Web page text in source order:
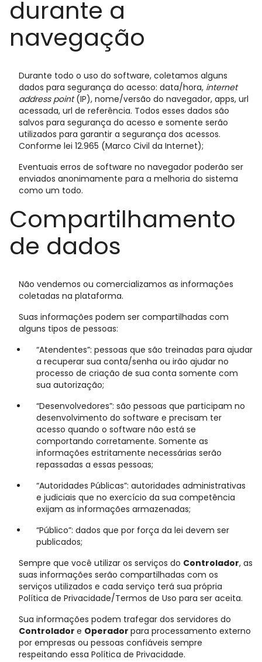
durante a
navegação
Durante todo o uso do software, coletamos alguns
dados para segurança do acesso: data/hora, internet
address point(IP), nome/versão do navegador, apps, url
acessada, url de referência. Todos esses dados são
salvos para segurança do acesso e somente serão
utilizados para garantir a segurança dos acessos.
Conforme lei 12.965 (Marco Civil da Internet);
Eventuais erros de software no navegador poderão ser
enviados anonimamente para a melhoria do sistema
como um todo.
Compartilhamento
de dados
Não vendemos ou comercializamos as informações
coletadas na plataforma.
Suas informações podem ser compartilhadas com
alguns tipos de pessoas:
“Atendentes”: pessoas que são treinadas para ajudar
a recuperar sua conta/senha ou irão ajudar no
processo de criação de sua conta somente com
sua autorização;
“Desenvolvedores”: são pessoas que participam no
desenvolvimento do software e precisam ter
acesso quando o software não está se
comportando corretamente. Somente as
informações estritamente necessárias serão
repassadas a essas pessoas;
“Autoridades Públicas”: autoridades administrativas
e judiciais que no exercício da sua competência
exijam as informações armazenadas;
“Público”: dados que por força da lei devem ser
publicados;
Sempre que você utilizar os serviços do Controlador, as
suas informações serão compartilhadas com os
serviços utilizados e cada serviço terá sua própria
Política de Privacidade/Termos de Uso para ser aceita.
Sua informações podem trafegar dos servidores do
Controlador e Operador para processamento externo
por empresas ou pessoas confiáveis sempre
respeitando essa Política de Privacidade.